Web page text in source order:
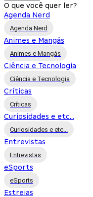
O que você quer ler?
Agenda Nerd
Agenda Nerd
Animes e Mangás
Animes e Mangás
Ciência e Tecnologia
Ciência e Tecnologia
Críticas
Críticas
Curiosidades e etc...
Curiosidades e etc...
Entrevistas
Entrevistas
eSports
eSports
Estreias